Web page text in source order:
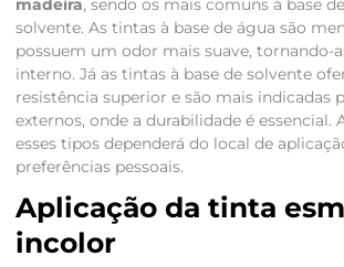
madeira, sendo os mais comuns à base
solvente. As tintas à base de água são
possuem um odor mais suave, tornando-
interno. Já as tintas à base de solvente
resistência superior e são mais indicadas
externos, onde a durabilidade é essencial.
esses tipos dependerá do local de
preferências pessoais.
Aplicação da tinta
incolor